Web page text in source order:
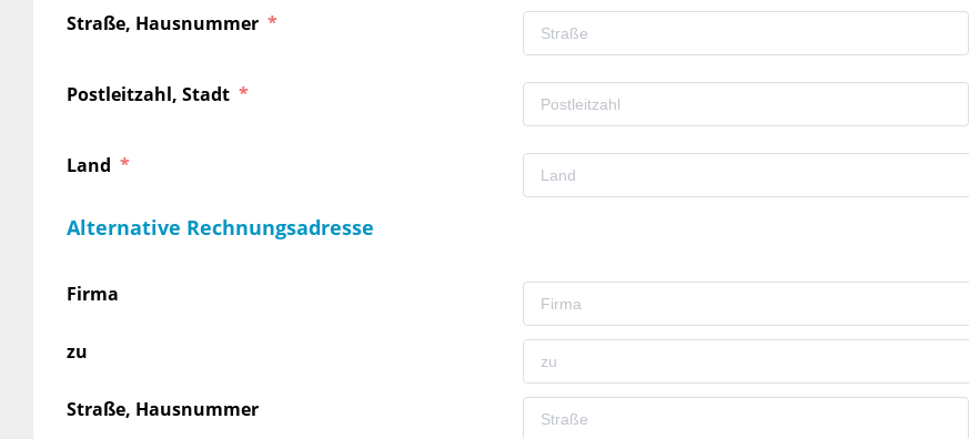
Straße, Hausnummer
Postleitzahl, Stadt
Land
Alternative Rechnungsadresse
Firma
zu
Straße, Hausnummer